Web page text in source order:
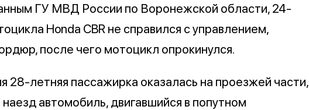
ГУ МВД России по Воронежской области, 24-
Honda CBR не справился с управлением,
после чего мотоцикл опрокинулся.
28-летняя пассажирка оказалась на проезжей части,
автомобиль, двигавшийся в попутном